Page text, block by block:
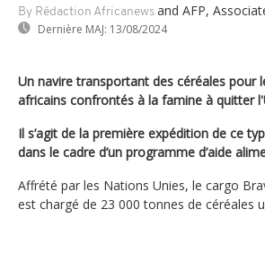
By Rédaction Africanews and AFP,
Dernière MAJ: 13/08/2024
Un navire transportant des céréales pour
africains confrontés à la famine à quitter
Il s’agit de la première expédition de ce
dans le cadre d’un programme d’aide
Affrété par les Nations Unies, le cargo
est chargé de 23 000 tonnes de céréales